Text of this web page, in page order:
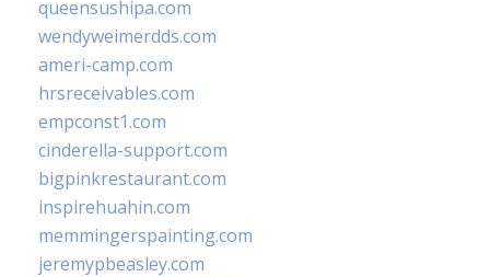
queensushipa.com
wendyweimerdds.com
ameri-camp.com
hrsreceivables.com
empconst1.com
cinderella-support.com
bigpinkrestaurant.com
inspirehuahin.com
memmingerspainting.com
jeremypbeasley.com